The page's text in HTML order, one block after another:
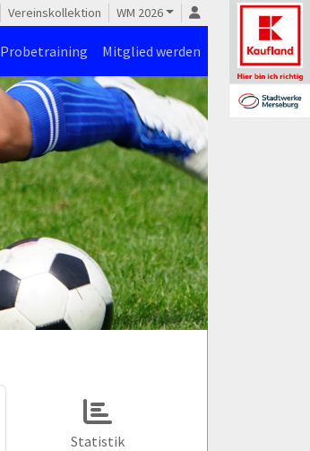
Vereinskollektion WM 2026
Probetraining Mitglied werden
Statistik